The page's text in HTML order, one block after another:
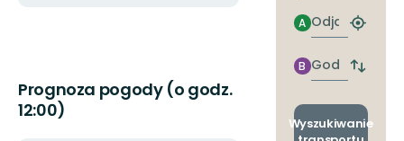
Prognoza pogody (o godz.
12:00)
Odjazd
A
Znajdź
Godzinie
przyjazdu
B
Zmiana
i
Wyszukiwanie